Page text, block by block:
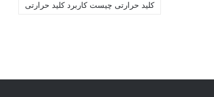
کلید حرارتی چیست کاربرد کلید حرارتی